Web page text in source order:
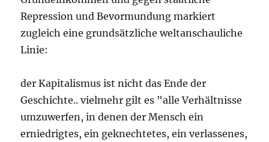
Repression und Bevormundung markiert
zugleich eine grundsätzliche weltanschauliche
Linie:
der Kapitalismus ist nicht das Ende der
Geschichte.. vielmehr gilt es "alle Verhältnisse
umzuwerfen, in denen der Mensch ein
erniedrigtes, ein geknechtetes, ein verlassenes,